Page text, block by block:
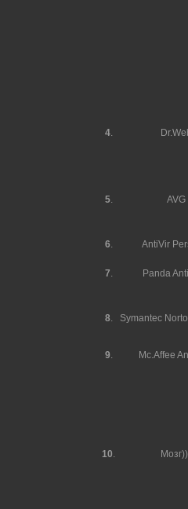
4.
5. AVG
6. AntiVir
7. Panda
8. Symantec
9. Mc.Affee
10.